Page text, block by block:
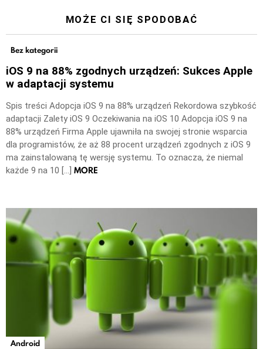
MOŻE CI SIĘ SPODOBAĆ
Bez kategorii
iOS 9 na 88% zgodnych urządzeń: Sukces Apple
w adaptacji systemu
Spis treści Adopcja iOS 9 na 88% urządzeń Rekordowa szybkość
adaptacji Zalety iOS 9 Oczekiwania na iOS 10 Adopcja iOS 9 na
88% urządzeń Firma Apple ujawniła na swojej stronie wsparcia
dla programistów, że aż 88 procent urządzeń zgodnych z iOS 9
ma zainstalowaną tę wersję systemu. To oznacza, że niemal
każde 9 na 10 […] MORE
Android